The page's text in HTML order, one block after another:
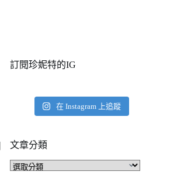
訂閱珍妮特的IG
在 Instagram 上追蹤
文章分類
文